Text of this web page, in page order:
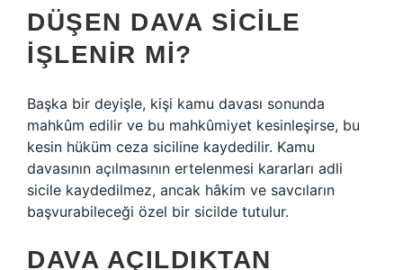
DÜŞEN DAVA SICILE
IŞLENIR MI?
Başka bir deyişle, kişi kamu davası sonunda
mahkûm edilir ve bu mahkûmiyet kesinleşirse, bu
kesin hüküm ceza siciline kaydedilir. Kamu
davasının açılmasının ertelenmesi kararları adli
sicile kaydedilmez, ancak hâkim ve savcıların
başvurabileceği özel bir sicilde tutulur.
DAVA AÇILDIKTAN